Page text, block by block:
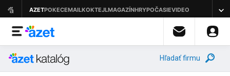
Hľadať firmu